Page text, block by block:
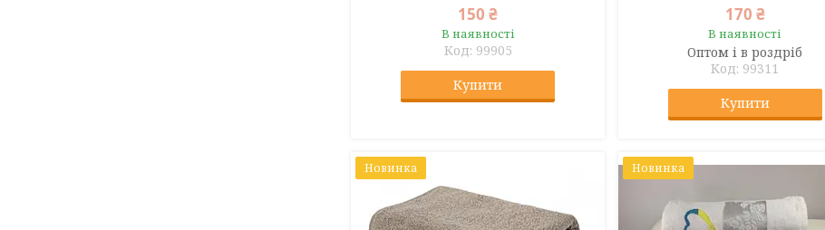
150 ₴
В наявності
99905
Купити
170 ₴
В наявності
Оптом і в роздріб
99311
Купити
Новинка Новинка